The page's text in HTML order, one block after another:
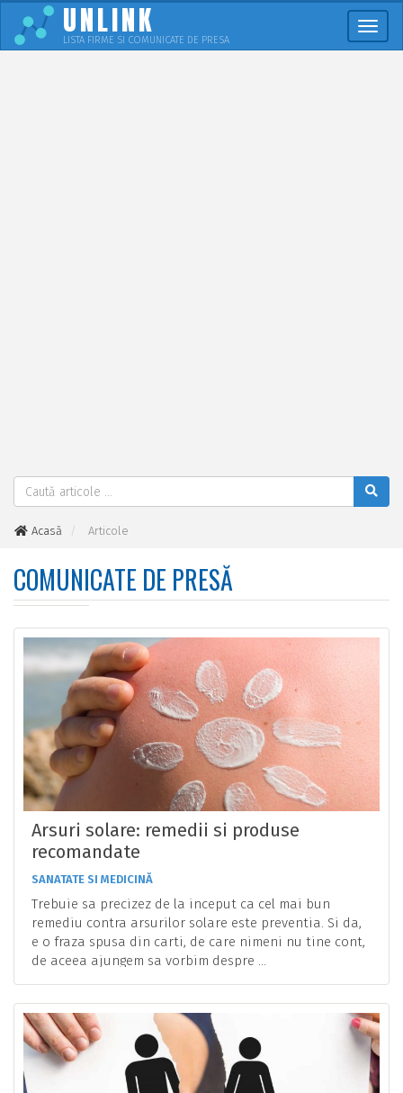
UNLINK
LISTA FIRME SI COMUNICATE DE PRESA
Acasă Articole
COMUNICATE DE PRESĂ
Arsuri solare: remedii si produse
recomandate
SANATATE SI MEDICINĂ
Trebuie sa precizez de la inceput ca cel mai bun
remediu contra arsurilor solare este preventia. Si da,
e o fraza spusa din carti, de care nimeni nu tine cont,
de aceea ajungem sa vorbim despre ...